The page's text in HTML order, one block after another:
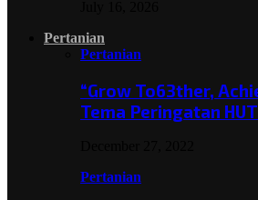
Pertanian
Pertanian
“Grow To63ther,
Tema Peringatan
Pertanian